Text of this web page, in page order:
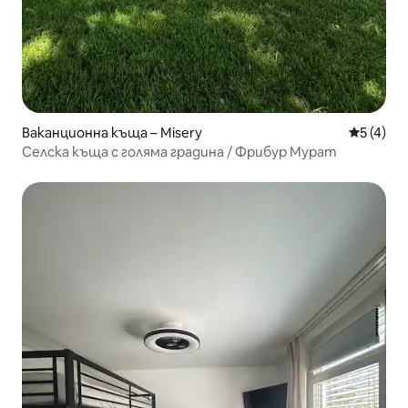
Ваканционна къща – Misery Средна
5 (4)
Селска къща с голяма градина / Фрибур Мурат